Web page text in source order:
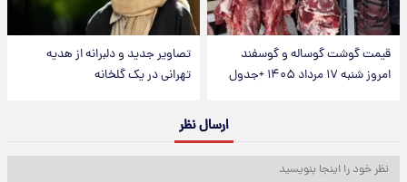
قیمت گوشت گوساله و گوسفند
امروز شنبه ۱۷ مرداد ۱۴۰۵ +جدول
تصاویر جدید و دلبرانه از هدیه
تهرانی در یک گلخانه
ارسال نظر